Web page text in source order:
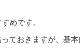
めです。
ておきますが、基